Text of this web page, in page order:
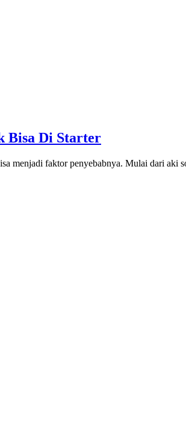
Bisa Di Starter
menjadi faktor penyebabnya. Mulai dari